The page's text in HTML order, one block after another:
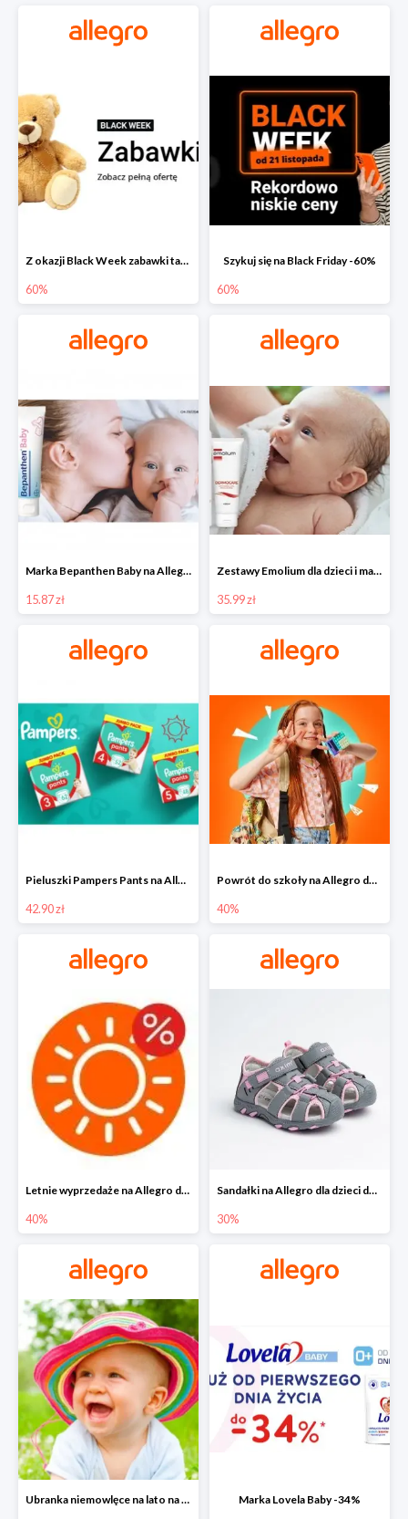
Z okazji Black Week zabawki taniej na allegro.pl
60%
Szykuj się na Black Friday -60%
60%
Marka Bepanthen Baby na Allegro od 15,87 zł!
15.87 zł
Zestawy Emolium dla dzieci i mam na Allegro od 35,99 zł
35.99 zł
Pieluszki Pampers Pants na Allegro od 42,90 zł
42.90 zł
Powrót do szkoły na Allegro do -40%
40%
Letnie wyprzedaże na Allegro do -40%
40%
Sandałki na Allegro dla dzieci do -30%
30%
Ubranka niemowlęce na lato na Allegro do -50% Marka Lovela Baby -34%